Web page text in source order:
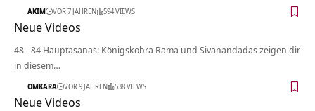
AKIM VOR 7 JAHREN 594 VIEWS
Neue Videos
48 - 84 Hauptasanas: Königskobra Rama und Sivanandadas zeigen dir
in diesem…
OMKARA VOR 9 JAHREN 538 VIEWS
Neue Videos